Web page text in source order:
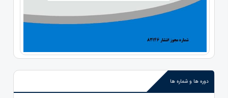
دوره ها و شماره ها